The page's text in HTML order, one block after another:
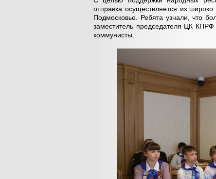
отправка осуществляется из
Подмосковье. Ребята узнали, что
заместитель председателя ЦК
коммунисты.